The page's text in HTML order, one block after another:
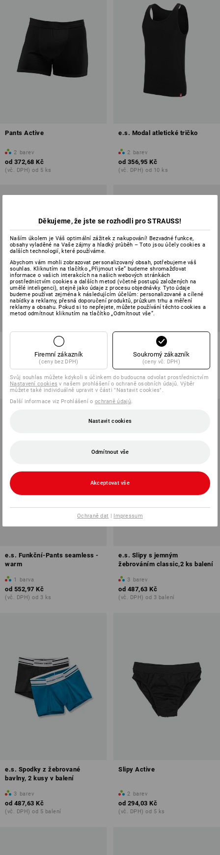
Pants Active
2 barev
od 372,68 Kč
(vč. DPH) od 5 ks
e.s. Modal atletické tričko
2 barev
od 356,95 Kč
(vč. DPH) od 10 ks
e.s. Nátělník žebrov. classic,
od 258,94 Kč
(vč. DPH) od 10 ks
e.s. Tílko cotton stretch
barev
od 209,33 Kč
(vč. DPH) od 10 ks
e.s. Funkční-Pants seamless -
warm
1 barva
od 552,97 Kč
(vč. DPH) od 3 ks
e.s. Slipy s jemným
žebrováním classic,2 ks balení
3 barev
od 487,63 Kč
(vč. DPH) od 3 balení
e.s. Spodky z žebrované
bavlny, 2 kusy v balení
3 barev
od 487,63 Kč
(vč. DPH) od 5 balení
Slipy Active
2 barev
od 294,03 Kč
(vč. DPH) od 5 ks
Děkujeme, že jste se rozhodli pro STRAUSS!
Naším úkolem je Váš optimální zážitek z nakupování! Bezvadné funkce,
obsahy vyladěné na Vaše zájmy a hladký průběh – Toto jsou účely cookies a
dalších technologií, které používáme.
Abychom vám mohli zobrazovat personalizovaný obsah, potřebujeme váš
souhlas. Kliknutím na tlačítko „Přijmout vše“ budeme shromažďovat
informace o vašich interakcích na našich webových stránkách
prostřednictvím cookies a dalších metod (včetně postupů založených na
umělé inteligenci), stejně jako údaje z procesu objednávky. Tyto údaje
budeme používat zejména k následujícím účelům: personalizované a cílené
nabídky a reklamy, přesná doporučení produktů, průzkum trhu a měření
reklamy a obsahu. Pokud si to nepřejete, můžete používání těchto cookies a
metod odmítnout kliknutím na tlačítko „Odmítnout vše“.
Firemní zákazník
(ceny bez DPH)
Soukromý zákazník
(ceny vč. DPH)
Svůj souhlas můžete kdykoli s účinkem do budoucna odvolat prostřednictvím
Nastavení cookies v našem prohlášení o ochraně osobních údajů. Výběr
můžete také individuálně upravit v části "Nastavit cookies".
Další informace viz Prohlášení o ochraně údajů.
Nastavit cookies
Odmítnout vše
Akceptovat vše
Ochraně dat | Impressum